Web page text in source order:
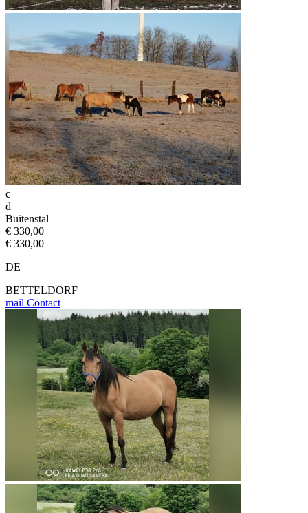
c
d
Buitenstal
€ 330,00
€ 330,00
DE
BETTELDORF
mail Contact